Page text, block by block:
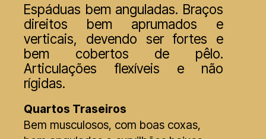
Espáduas bem anguladas. Braços
direitos bem aprumados e
verticais, devendo ser fortes e
bem cobertos de pêlo.
Articulações flexíveis e não
rígidas.
Quartos Traseiros
Bem musculosos, com boas coxas,